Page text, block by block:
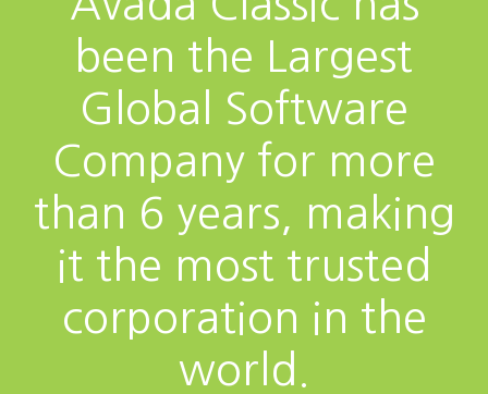
been the Largest
Global Software
Company for more
than 6 years, making
it the most trusted
corporation in the
world.